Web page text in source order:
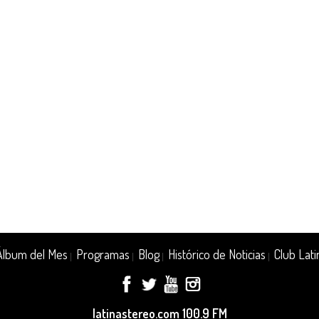
del Mes Programas Blog| Histórico de Noticias Club
latinastereo.com 100.9 FM